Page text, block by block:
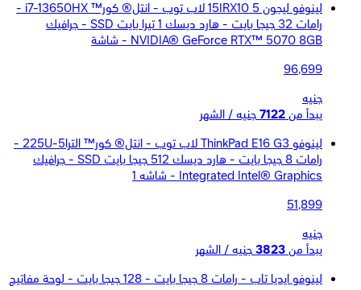
لينوفو ليجون 5 15IRX10 لاب توب - انتل® كور™ i7-13650HX -
رامات 32 جيجا بايت - هارد ديسك 1 تيرا بايت SSD - جرافيك
NVIDIA® GeForce RTX™ 5070 8GB - شاشة
96,699
جنيه
يبدأ من 7122 جنيه / الشهر
لينوفو ThinkPad E16 G3 لاب توب - انتل® كور™ الترا5-225U -
رامات 8 جيجا بايت - هارد ديسك 512 جيجا بايت SSD - جرافيك
Integrated Intel® Graphics - شاشه 1
51,899
جنيه
يبدأ من 3823 جنيه / الشهر
لينوفو ايديا تاب - رامات 8 جيجا بايت - 128 جيجا بايت - لوحة مفاتيح